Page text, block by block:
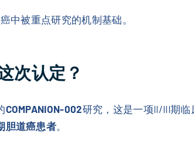
中被重点研究的机制基础。
次认定？
COMPANION-002研究，这是一项II/III期
胆道癌患者。